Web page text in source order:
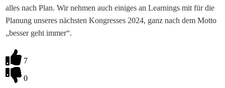
alles nach Plan. Wir nehmen auch einiges an Learnings mit für die
Planung unseres nächsten Kongresses 2024, ganz nach dem Motto
„besser geht immer“.
7
0